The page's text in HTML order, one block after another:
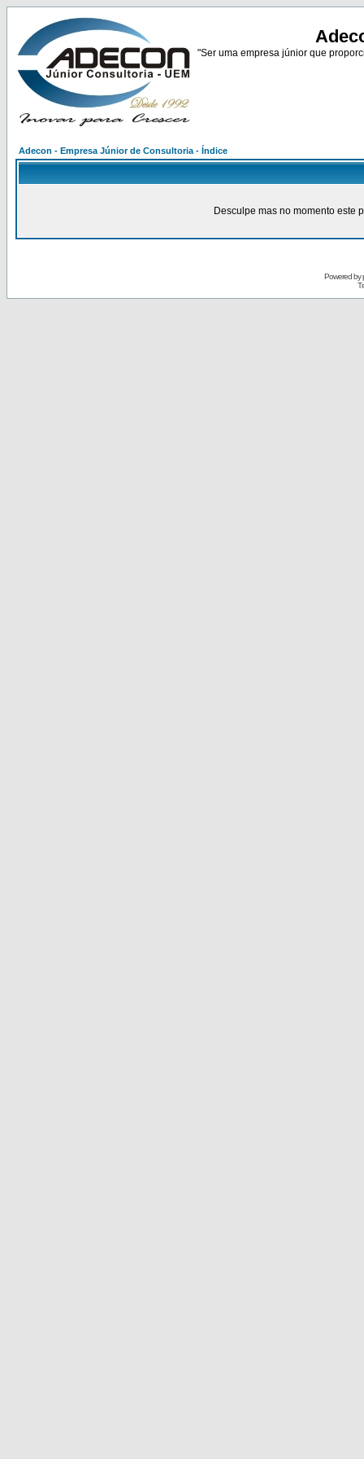
"Ser uma empresa júnior que
Adecon - Empresa Júnior de Consultoria - Índice
Desculpe mas no momento este
Powered by